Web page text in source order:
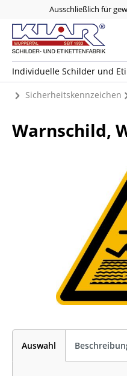
Ausschließlich für
Individuelle Schilder und
Sicherheitskennzeichen
Warnschild,
Auswahl